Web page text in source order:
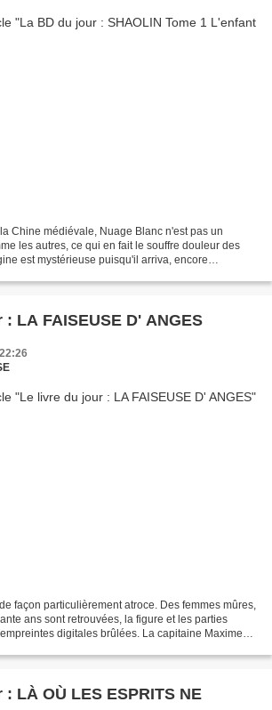
Chine médiévale, Nuage Blanc n'est pas un
les autres, ce qui en fait le souffre douleur des
est mystérieuse puisqu'il arriva, encore
LA FAISEUSE D' ANGES
façon particulièrement atroce. Des femmes mûres,
ans sont retrouvées, la figure et les parties
digitales brûlées. La capitaine Maxime
LÀ OÙ LES ESPRITS NE